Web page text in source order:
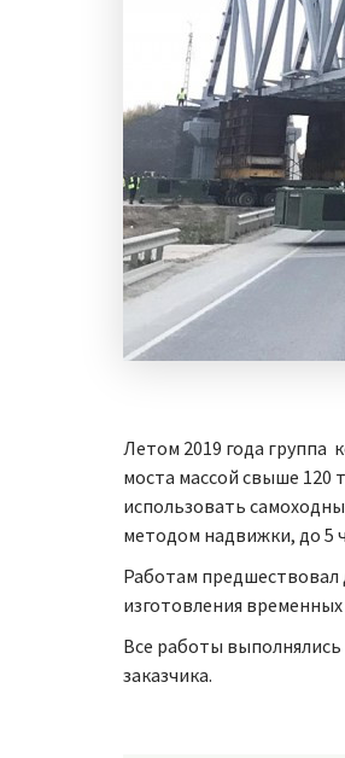
Летом 2019 года группа
моста массой свыше 120
использовать
методом надвижки, до 5
Работам предшествовал
изготовления
Все работы
заказчика.